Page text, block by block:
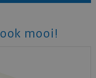
mooi!